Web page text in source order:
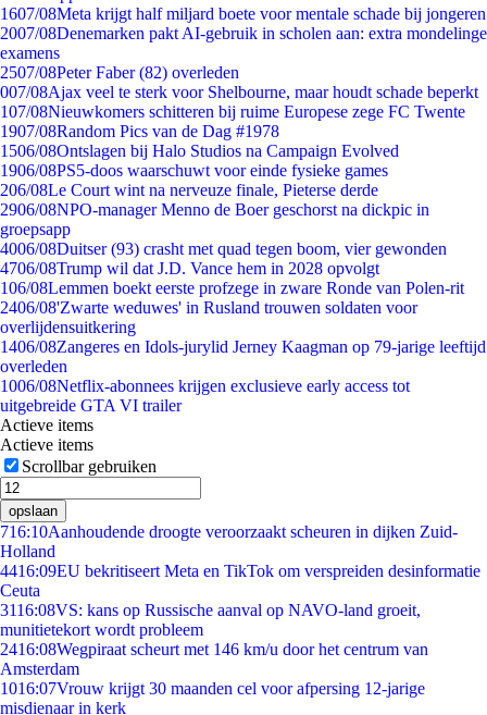
1607/08Meta krijgt half miljard boete voor mentale schade bij jongeren
2007/08Denemarken pakt AI-gebruik in scholen aan: extra mondelinge
examens
2507/08Peter Faber (82) overleden
007/08Ajax veel te sterk voor Shelbourne, maar houdt schade beperkt
107/08Nieuwkomers schitteren bij ruime Europese zege FC Twente
1907/08Random Pics van de Dag #1978
1506/08Ontslagen bij Halo Studios na Campaign Evolved
1906/08PS5-doos waarschuwt voor einde fysieke games
206/08Le Court wint na nerveuze finale, Pieterse derde
2906/08NPO-manager Menno de Boer geschorst na dickpic in
groepsapp
4006/08Duitser (93) crasht met quad tegen boom, vier gewonden
4706/08Trump wil dat J.D. Vance hem in 2028 opvolgt
106/08Lemmen boekt eerste profzege in zware Ronde van Polen-rit
2406/08'Zwarte weduwes' in Rusland trouwen soldaten voor
overlijdensuitkering
1406/08Zangeres en Idols-jurylid Jerney Kaagman op 79-jarige leeftijd
overleden
1006/08Netflix-abonnees krijgen exclusieve early access tot
uitgebreide GTA VI trailer
Actieve items
Actieve items
Scrollbar gebruiken
opslaan
716:10Aanhoudende droogte veroorzaakt scheuren in dijken Zuid-
Holland
4416:09EU bekritiseert Meta en TikTok om verspreiden desinformatie
Ceuta
3116:08VS: kans op Russische aanval op NAVO-land groeit,
munitietekort wordt probleem
2416:08Wegpiraat scheurt met 146 km/u door het centrum van
Amsterdam
1016:07Vrouw krijgt 30 maanden cel voor afpersing 12-jarige
misdienaar in kerk